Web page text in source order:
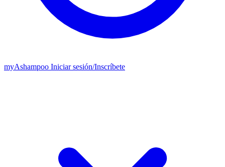
myAshampoo Iniciar sesión/Inscríbete